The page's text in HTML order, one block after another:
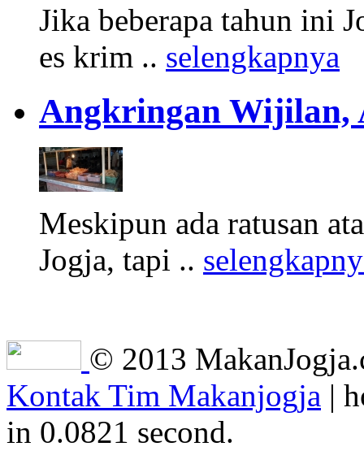
Jika beberapa tahun ini
es krim .. selengkapnya
Angkringan Wijilan,
Meskipun ada ratusan
Jogja, tapi ..
© 2013
Kontak Tim Makanjogja |
in 0.0821 second.